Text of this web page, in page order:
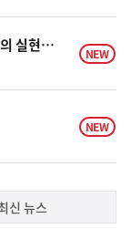
실현…
NEW
NEW
신 뉴스